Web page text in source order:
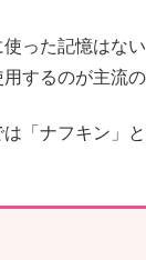
った記憶はな
するのが主流の
「ナフキン」